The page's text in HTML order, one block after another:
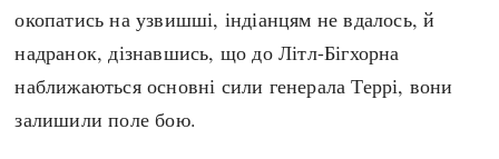
окопатись на узвишші, індіанцям не вдалось, й
надранок, дізнавшись, що до Літл-Бігхорна
наближаються основні сили генерала Террі, вони
залишили поле бою.